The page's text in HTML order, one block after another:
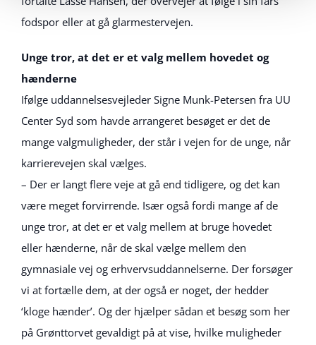
fodspor eller at gå glarmestervejen.
Unge tror, at det er et valg mellem hovedet og
hænderne
Ifølge uddannelsesvejleder Signe Munk-Petersen fra UU
Center Syd som havde arrangeret besøget er det de
mange valgmuligheder, der står i vejen for de unge, når
karrierevejen skal vælges.
– Der er langt flere veje at gå end tidligere, og det kan
være meget forvirrende. Især også fordi mange af de
unge tror, at det er et valg mellem at bruge hovedet
eller hænderne, når de skal vælge mellem den
gymnasiale vej og erhvervsuddannelserne. Der forsøger
vi at fortælle dem, at der også er noget, der hedder
‘kloge hænder’. Og der hjælper sådan et besøg som her
på Grønttorvet gevaldigt på at vise, hvilke muligheder